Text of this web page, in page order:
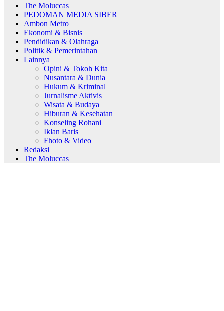
The Moluccas
PEDOMAN MEDIA SIBER
Ambon Metro
Ekonomi & Bisnis
Pendidikan & Olahraga
Politik & Pemerintahan
Lainnya
Opini & Tokoh Kita
Nusantara & Dunia
Hukum & Kriminal
Jurnalisme Aktivis
Wisata & Budaya
Hiburan & Kesehatan
Konseling Rohani
Iklan Baris
Fhoto & Video
Redaksi
The Moluccas